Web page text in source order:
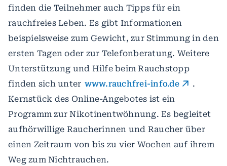
finden die Teilnehmer auch Tipps für ein
rauchfreies Leben. Es gibt Informationen
beispielsweise zum Gewicht, zur Stimmung in den
ersten Tagen oder zur Telefonberatung. Weitere
Unterstützung und Hilfe beim Rauchstopp
finden sich unter www.rauchfrei-info.de
.
Kernstück des Online-Angebotes ist ein
Programm zur Nikotinentwöhnung. Es begleitet
aufhörwillige Raucherinnen und Raucher über
einen Zeitraum von bis zu vier Wochen auf ihrem
Weg zum Nichtrauchen.